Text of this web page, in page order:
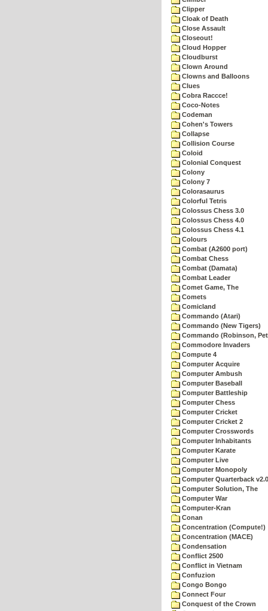
Clipper
Cloak of Death
Close Assault
Closeout!
Cloud Hopper
Cloudburst
Clown Around
Clowns and Balloons
Clues
Cobra Raccce!
Coco-Notes
Codeman
Cohen's Towers
Collapse
Collision Course
Coloid
Colonial Conquest
Colony
Colony 7
Colorasaurus
Colorful Tetris
Colossus Chess 3.0
Colossus Chess 4.0
Colossus Chess 4.1
Colours
Combat (A2600 port)
Combat Chess
Combat (Damata)
Combat Leader
Comet Game, The
Comets
Comicland
Commando (Atari)
Commando (New Tigers)
Commando (Robinson,
Commodore Invaders
Compute 4
Computer Acquire
Computer Ambush
Computer Baseball
Computer Battleship
Computer Chess
Computer Cricket
Computer Cricket 2
Computer Crosswords
Computer Inhabitants
Computer Karate
Computer Live
Computer Monopoly
Computer Quarterback v2.0
Computer Solution, The
Computer War
Computer-Kran
Conan
Concentration (Compute!)
Concentration (MACE)
Condensation
Conflict 2500
Conflict in Vietnam
Confuzion
Congo Bongo
Connect Four
Conquest of the Crown